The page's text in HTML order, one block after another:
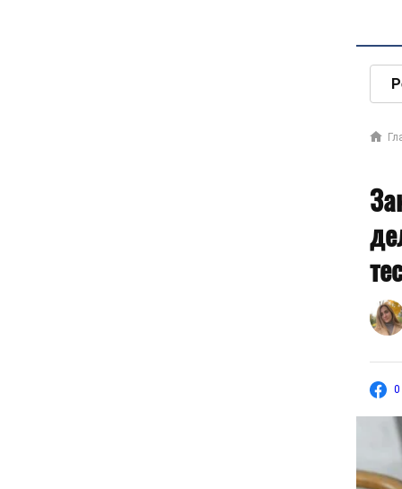
0